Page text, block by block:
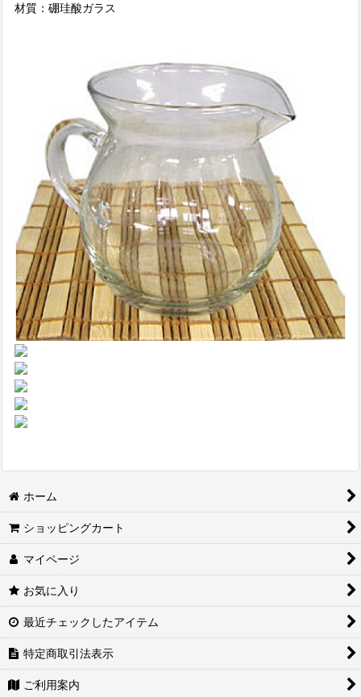
材質：硼珪酸ガラス
ホーム
ショッピングカート
マイページ
お気に入り
最近チェックしたアイテム
特定商取引法表示
ご利用案内